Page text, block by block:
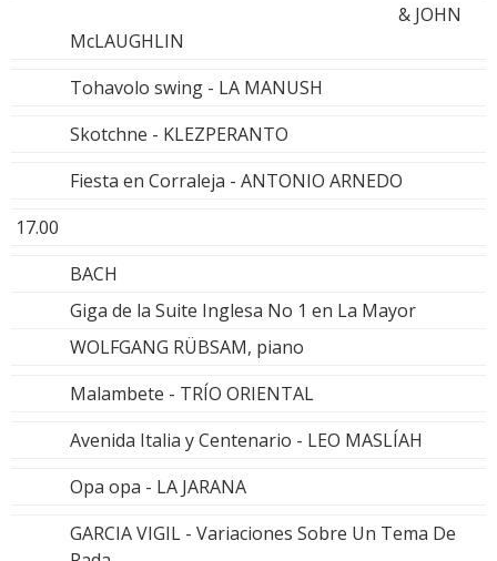
& JOHN
McLAUGHLIN
Tohavolo swing - LA MANUSH
Skotchne - KLEZPERANTO
Fiesta en Corraleja - ANTONIO ARNEDO
17.00
BACH
Giga de la Suite Inglesa No 1 en La Mayor
WOLFGANG RÜBSAM, piano
Malambete - TRÍO ORIENTAL
Avenida Italia y Centenario - LEO MASLÍAH
Opa opa - LA JARANA
GARCIA VIGIL - Variaciones Sobre Un Tema De